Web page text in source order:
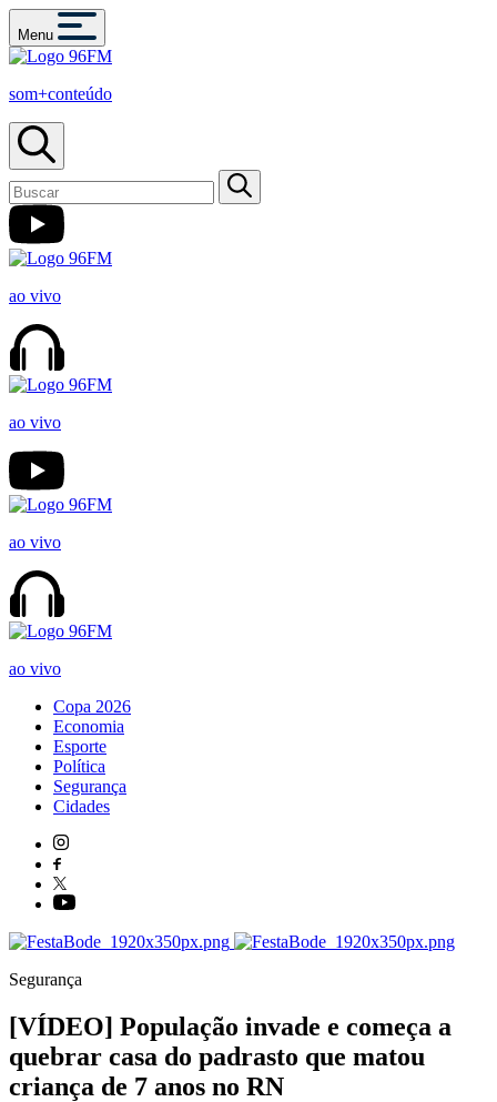
Menu
som+conteúdo
ao vivo
ao vivo
ao vivo
ao vivo
Copa 2026
Economia
Esporte
Política
Segurança
Cidades
Segurança
[VÍDEO] População invade e começa a
quebrar casa do padrasto que matou
criança de 7 anos no RN